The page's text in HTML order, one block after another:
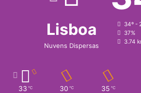
Lisboa
Nuvens Dispersas
34º -
37%
3.74
33 ℃ 30 ℃ 35 ℃